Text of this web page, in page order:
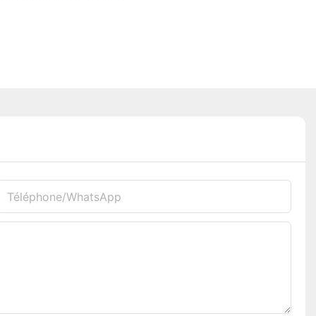
Téléphone/WhatsApp